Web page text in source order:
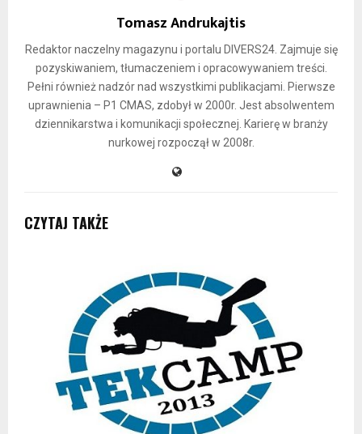
Tomasz Andrukajtis
Redaktor naczelny magazynu i portalu DIVERS24. Zajmuje się
pozyskiwaniem, tłumaczeniem i opracowywaniem treści.
Pełni również nadzór nad wszystkimi publikacjami. Pierwsze
uprawnienia – P1 CMAS, zdobył w 2000r. Jest absolwentem
dziennikarstwa i komunikacji społecznej. Karierę w branży
nurkowej rozpoczął w 2008r.
CZYTAJ TAKŻE